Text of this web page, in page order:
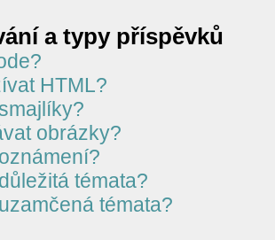
a typy příspěvků
HTML?
obrázky?
témata?
témata?